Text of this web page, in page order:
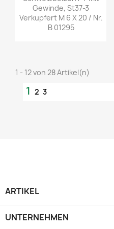
Gewinde, St37-3
Verkupfert M 6 X 20 / Nr.
B 01295
1 - 12 von 28 Artikel(n)
1 2 3
ARTIKEL
UNTERNEHMEN